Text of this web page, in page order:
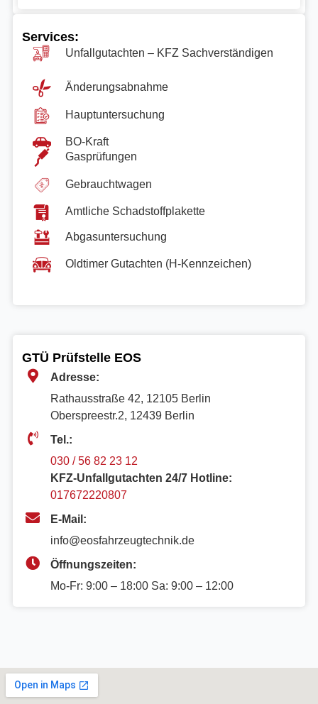
Services:
Unfallgutachten – KFZ Sachverständigen
Änderungsabnahme
Hauptuntersuchung
BO-Kraft
Gasprüfungen
Gebrauchtwagen
Amtliche Schadstoffplakette
Abgasuntersuchung
Oldtimer Gutachten (H-Kennzeichen)
GTÜ Prüfstelle EOS
Adresse:
Rathausstraße 42, 12105 Berlin
Oberspreestr.2, 12439 Berlin​
Tel.:
030 / 56 82 23 12
KFZ-Unfallgutachten 24/7 Hotline:
017672220807
E-Mail:
info@eosfahrzeugtechnik.de
Öffnungszeiten:
Mo-Fr: 9:00 – 18:00 Sa: 9:00 – 12:00